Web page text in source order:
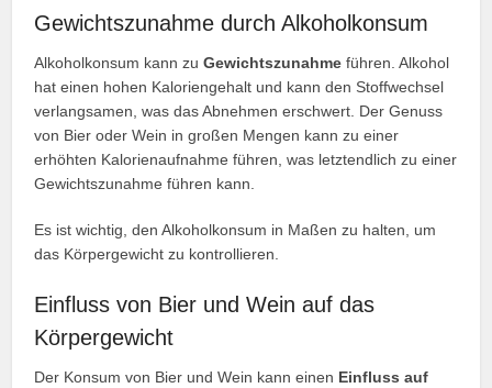
Gewichtszunahme durch Alkoholkonsum
Alkoholkonsum kann zuGewichtszunahme führen. Alkohol
hat einen hohen Kaloriengehalt und kann den Stoffwechsel
verlangsamen, was das Abnehmen erschwert. Der Genuss
von Bier oder Wein in großen Mengen kann zu einer
erhöhten Kalorienaufnahme führen, was letztendlich zu einer
Gewichtszunahme führen kann.
Es ist wichtig, den Alkoholkonsum in Maßen zu halten, um
das Körpergewicht zu kontrollieren.
Einfluss von Bier und Wein auf das
Körpergewicht
Der Konsum von Bier und Wein kann einen Einfluss auf